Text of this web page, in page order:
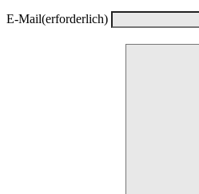
E-Mail(erforderlich)